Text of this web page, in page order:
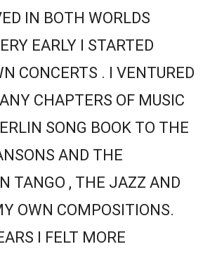
IN BOTH WORLDS
EARLY I STARTED
CONCERTS . I VENTURED
CHAPTERS OF MUSIC
SONG BOOK TO THE
AND THE
TANGO , THE JAZZ AND
OWN COMPOSITIONS.
I FELT MORE